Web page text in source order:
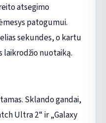
atsegimo
patogumui.
sekundes, o kartu
laikrodžio nuotaiką.
Sklando gandai,
Ultra 2“ ir „Galaxy